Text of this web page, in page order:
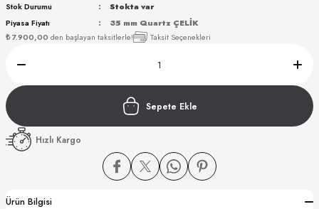
₺ 7.900,00 den başlayan taksitlerle! Taksit Seçenekleri
Stok Durumu
Stokta var
Piyasa Fiyatı
35 mm Quartz ÇELİK
Sepete Ekle
Hızlı Kargo
Ürün Bilgisi